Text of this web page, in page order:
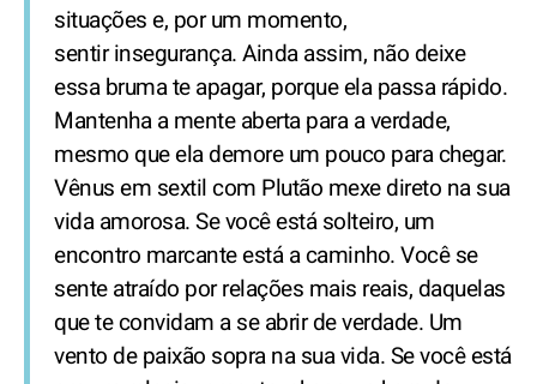
situações e, por um momento,
sentir insegurança. Ainda assim, não deixe
essa bruma te apagar, porque ela passa rápido.
Mantenha a mente aberta para a verdade,
mesmo que ela demore um pouco para chegar.
Vênus em sextil com Plutão mexe direto na sua
vida amorosa. Se você está solteiro, um
encontro marcante está a caminho. Você se
sente atraído por relações mais reais, daquelas
que te convidam a se abrir de verdade. Um
vento de paixão sopra na sua vida. Se você está